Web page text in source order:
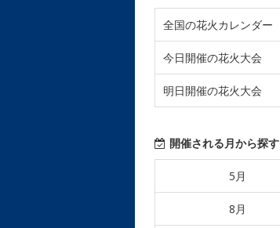
全国の花火カレンダー
今日開催の花火大会
明日開催の花火大会
開催される月から探す
5月
8月